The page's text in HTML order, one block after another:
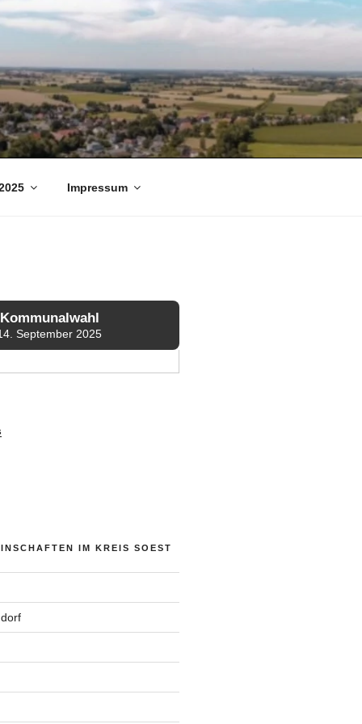
Impressum
Kommunalwahl
September 2025
IM KREIS SOEST